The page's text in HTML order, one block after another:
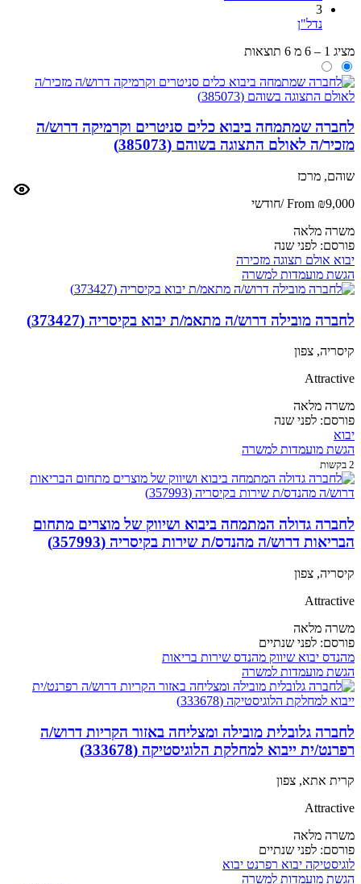
3
נדל"ן
מציג 1 – 6 מ 6 תוצאות
לחברה שמתמחה ביבוא כלים סניטרים וקרמיקה דרוש/ה
מזכיר/ה לאולם התצוגה בשוהם (385073)
שוהם, מרכז
From ₪9,000 /חודשי
משרה מלאה
פורסם: לפני שנה
יבוא אולם תצוגה מזכירה
הגשת מועמדות למשרה
לחברה מובילה דרוש/ה מתאמ/ת יבוא בקיסריה (373427)
קיסריה, צפון
Attractive
משרה מלאה
פורסם: לפני שנה
יבוא
הגשת מועמדות למשרה
2 בקשות
לחברה גדולה המתמחה ביבוא ושיווק של מוצרים מתחום
הבריאות דרוש/ה מהנדס/ת שירות בקיסריה (357993)
קיסריה, צפון
Attractive
משרה מלאה
פורסם: לפני שנתיים
מהנדס יבוא שיווק מהנדס שירות בריאות
הגשת מועמדות למשרה
לחברה גלובלית מובילה ומצליחה באזור הקריות דרוש/ה
רפרנט/ית ייבוא למחלקת הלוגיסטיקה (333678)
קרית אתא, צפון
Attractive
משרה מלאה
פורסם: לפני שנתיים
לוגיסטיקה יבוא רפרנט יבוא
הגשת מועמדות למשרה